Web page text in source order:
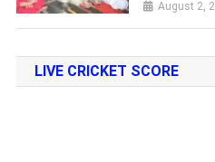
August 2,
LIVE CRICKET SCORE